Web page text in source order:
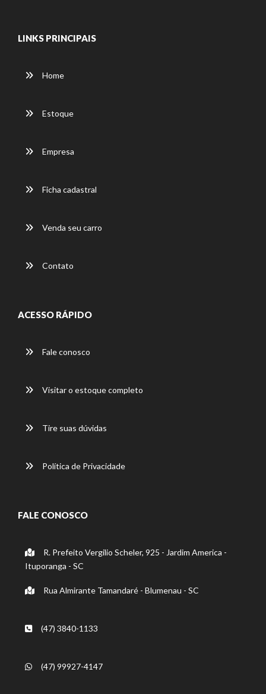
LINKS PRINCIPAIS
Home
Estoque
Empresa
Ficha cadastral
Venda seu carro
Contato
ACESSO RÁPIDO
Fale conosco
Visitar o estoque completo
Tire suas dúvidas
Política de Privacidade
FALE CONOSCO
R. Prefeito Vergilio Scheler, 925 - Jardim America -
Ituporanga - SC
Rua Almirante Tamandaré - Blumenau - SC
(47) 3840-1133
(47) 99927-4147